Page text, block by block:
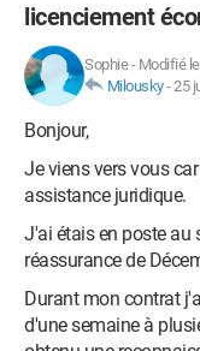
licenciement
Sophie- Modifié
Milousky-25
Bonjour,
Je viens vers vous
assistance juridique.
J'ai étais en poste au
réassurance de
Durant mon contrat
d'une semaine à